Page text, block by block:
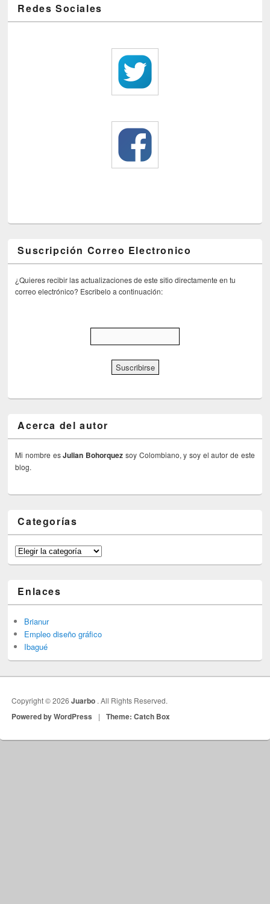
Redes Sociales
Suscripción Correo Electronico
¿Quieres recibir las actualizaciones de este sitio directamente en tu
correo electrónico? Escribelo a continuación:
Acerca del autor
Mi nombre esJulian Bohorquez soy Colombiano, y soy el autor de este
blog.
Categorías
Categorías
Enlaces
Brianur
Empleo diseño gráfico
Ibagué
Copyright © 2026Juarbo . All Rights Reserved.
Powered by WordPress | Theme: Catch Box